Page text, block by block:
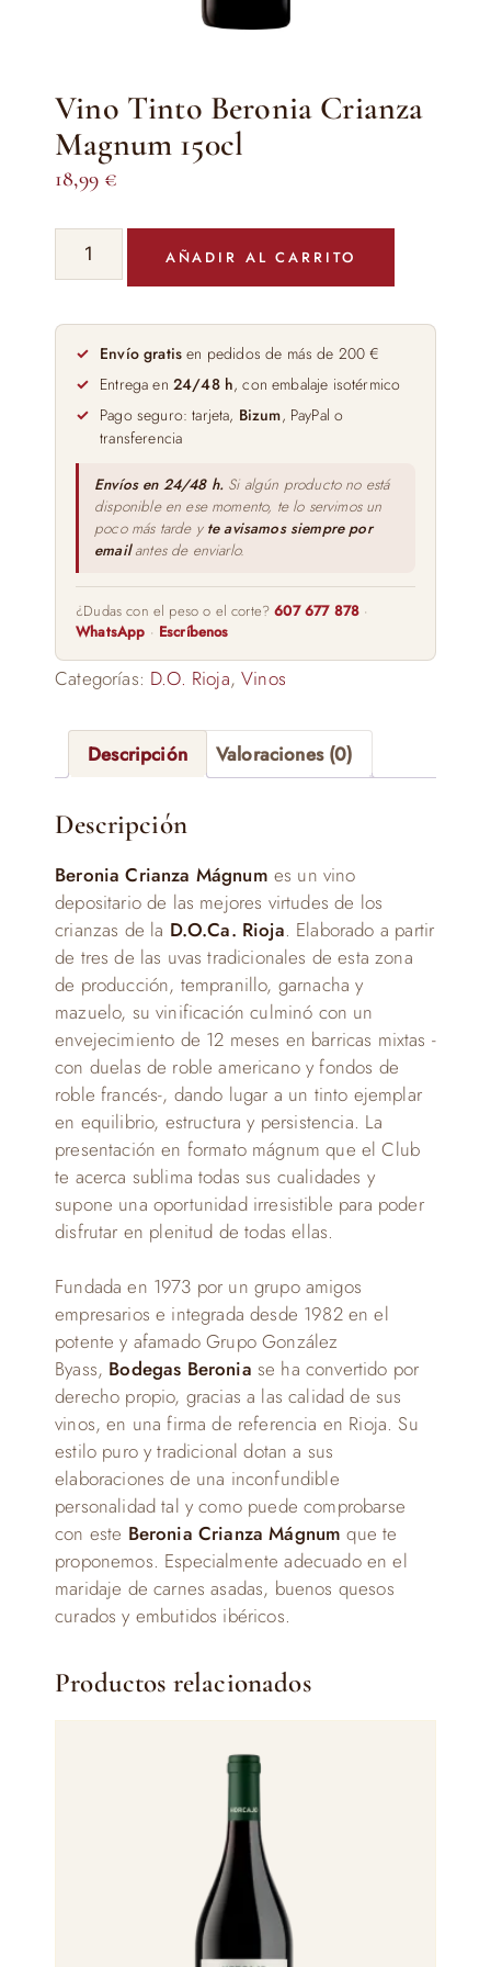
Vino Tinto Beronia Crianza
Magnum 150cl
18,99 €
Vino
Tinto
Crianza
Magnum
150cl
cantidad
AÑADIR AL CARRITO
Envío gratis en pedidos de más de 200 €
Entrega en 24/48 h, con embalaje isotérmico
Pago seguro: tarjeta, Bizum, PayPal o
transferencia
Envíos en 24/48 h. Si algún producto no está
disponible en ese momento, te lo servimos un
poco más tarde y te avisamos siempre por
emailantes de enviarlo.
¿Dudas con el peso o el corte?607 677 878 ·
WhatsApp · Escríbenos
Categorías: D.O. Rioja,Vinos
Descripción Valoraciones (0)
Descripción
Beronia Crianza Mágnum es un vino
depositario de las mejores virtudes de los
crianzas de la D.O.Ca. Rioja. Elaborado a partir
de tres de las uvas tradicionales de esta zona
de producción, tempranillo, garnacha y
mazuelo, su vinificación culminó con un
envejecimiento de 12 meses en barricas mixtas -
con duelas de roble americano y fondos de
roble francés-, dando lugar a un tinto ejemplar
en equilibrio, estructura y persistencia. La
presentación en formato mágnum que el Club
te acerca sublima todas sus cualidades y
supone una oportunidad irresistible para poder
disfrutar en plenitud de todas ellas.
Fundada en 1973 por un grupo amigos
empresarios e integrada desde 1982 en el
potente y afamado Grupo González
Byass, Bodegas Beronia se ha convertido por
derecho propio, gracias a las calidad de sus
vinos, en una firma de referencia en Rioja. Su
estilo puro y tradicional dotan a sus
elaboraciones de una inconfundible
personalidad tal y como puede comprobarse
con este Beronia Crianza Mágnum que te
proponemos. Especialmente adecuado en el
maridaje de carnes asadas, buenos quesos
curados y embutidos ibéricos.
Productos relacionados